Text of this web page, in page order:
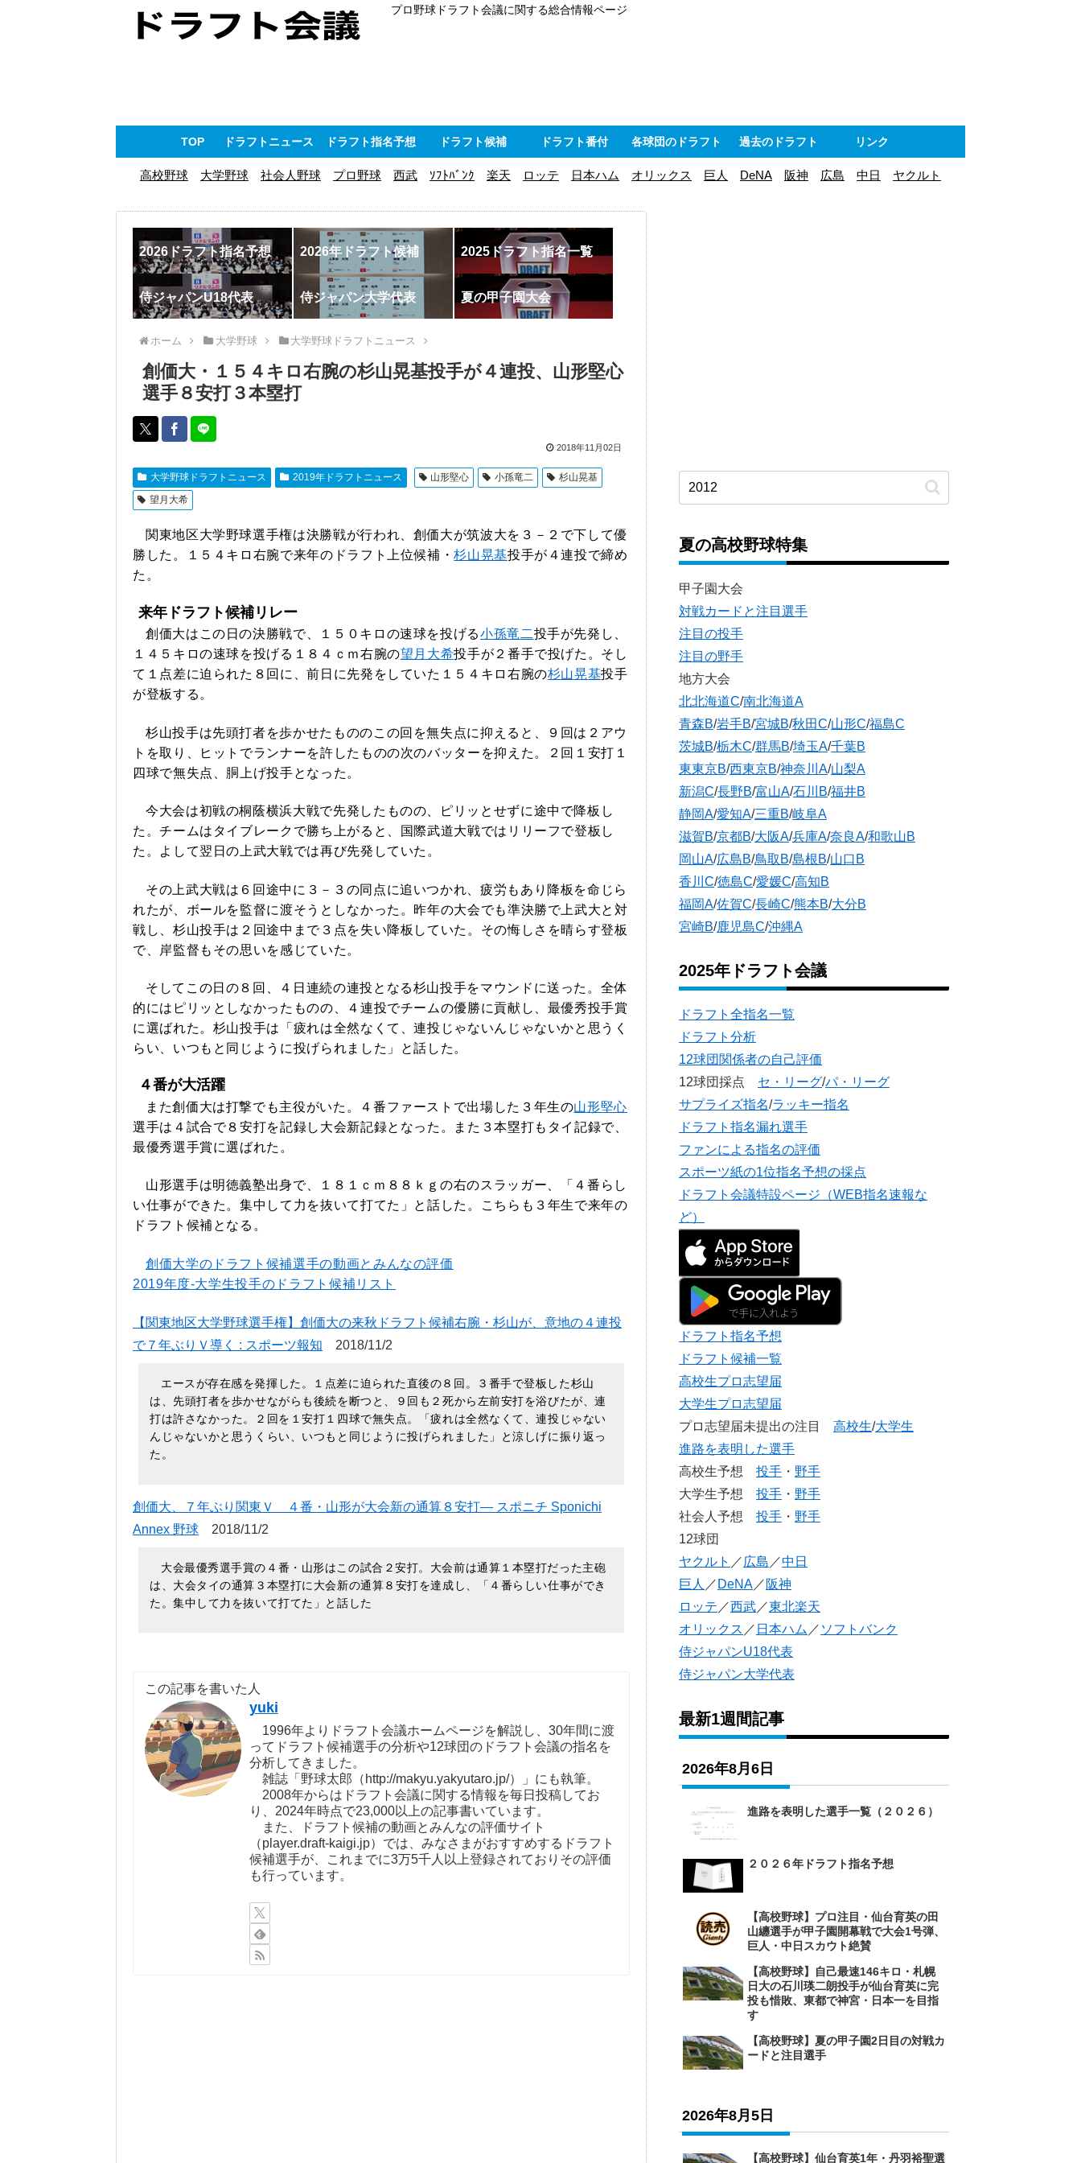
プロ野球ドラフト会議に関する総合情報ページ
TOP ドラフトニュース ドラフト指名予想 ドラフト候補 ドラフト番付 各球団のドラフト 過去のドラフト リンク
高校野球 大学野球 社会人野球 プロ野球 西武 ｿﾌﾄﾊﾞﾝｸ 楽天 ロッテ 日本ハム オリックス 巨人 DeNA 阪神 広島 中日 ヤクルト
2026ドラフト指名予想 2026年ドラフト候補 2025ドラフト指名一覧
侍ジャパンU18代表 侍ジャパン大学代表 夏の甲子園大会
ホーム 大学野球 大学野球ドラフトニュース
創価大・１５４キロ右腕の杉山晃基投手が４連投、山形堅心
選手８安打３本塁打
2018年11月02日
大学野球ドラフトニュース 2019年ドラフトニュース 山形堅心 小孫竜二
杉山晃基
望月大希
関東地区大学野球選手権は決勝戦が行われ、創価大が筑波大を３－２で下して優
勝した。１５４キロ右腕で来年のドラフト上位候補・杉山晃基投手が４連投で締め
た。
来年ドラフト候補リレー
創価大はこの日の決勝戦で、１５０キロの速球を投げる小孫竜二投手が先発し、
１４５キロの速球を投げる１８４ｃｍ右腕の望月大希投手が２番手で投げた。そし
て１点差に迫られた８回に、前日に先発をしていた１５４キロ右腕の杉山晃基投手
が登板する。
杉山投手は先頭打者を歩かせたもののこの回を無失点に抑えると、９回は２アウ
トを取り、ヒットでランナーを許したものの次のバッターを抑えた。２回１安打１
四球で無失点、胴上げ投手となった。
今大会は初戦の桐蔭横浜大戦で先発したものの、ピリッとせずに途中で降板し
た。チームはタイブレークで勝ち上がると、国際武道大戦ではリリーフで登板し
た。よして翌日の上武大戦では再び先発していた。
その上武大戦は６回途中に３－３の同点に追いつかれ、疲労もあり降板を命じら
れたが、ボールを監督に渡そうとしなかった。昨年の大会でも準決勝で上武大と対
戦し、杉山投手は２回途中まで３点を失い降板していた。その悔しさを晴らす登板
で、岸監督もその思いを感じていた。
そしてこの日の８回、４日連続の連投となる杉山投手をマウンドに送った。全体
的にはピリッとしなかったものの、４連投でチームの優勝に貢献し、最優秀投手賞
に選ばれた。杉山投手は「疲れは全然なくて、連投じゃないんじゃないかと思うく
らい、いつもと同じように投げられました」と話した。
４番が大活躍
また創価大は打撃でも主役がいた。４番ファーストで出場した３年生の山形堅心
選手は４試合で８安打を記録し大会新記録となった。また３本塁打もタイ記録で、
最優秀選手賞に選ばれた。
山形選手は明徳義塾出身で、１８１ｃｍ８８ｋｇの右のスラッガー、「４番らし
い仕事ができた。集中して力を抜いて打てた」と話した。こちらも３年生で来年の
ドラフト候補となる。
創価大学のドラフト候補選手の動画とみんなの評価
2019年度-大学生投手のドラフト候補リスト
【関東地区大学野球選手権】創価大の来秋ドラフト候補右腕・杉山が、意地の４連投
で７年ぶりＶ導く : スポーツ報知 2018/11/2
エースが存在感を発揮した。１点差に迫られた直後の８回。３番手で登板した杉山
は、先頭打者を歩かせながらも後続を断つと、９回も２死から左前安打を浴びたが、連
打は許さなかった。２回を１安打１四球で無失点。「疲れは全然なくて、連投じゃない
んじゃないかと思うくらい、いつもと同じように投げられました」と涼しげに振り返っ
た。
創価大、７年ぶり関東Ｖ ４番・山形が大会新の通算８安打― スポニチ Sponichi
Annex 野球 2018/11/2
大会最優秀選手賞の４番・山形はこの試合２安打。大会前は通算１本塁打だった主砲
は、大会タイの通算３本塁打に大会新の通算８安打を達成し、「４番らしい仕事ができ
た。集中して力を抜いて打てた」と話した
この記事を書いた人
yuki
1996年よりドラフト会議ホームページを解説し、30年間に渡
ってドラフト候補選手の分析や12球団のドラフト会議の指名を
分析してきました。
雑誌「野球太郎（http://makyu.yakyutaro.jp/）」にも執筆。
2008年からはドラフト会議に関する情報を毎日投稿してお
り、2024年時点で23,000以上の記事書いています。
また、ドラフト候補の動画とみんなの評価サイト
（player.draft-kaigi.jp）では、みなさまがおすすめするドラフト
候補選手が、これまでに3万5千人以上登録されておりその評価
も行っています。
夏の高校野球特集
甲子園大会
対戦カードと注目選手
注目の投手
注目の野手
地方大会
北北海道C/南北海道A
青森B/岩手B/宮城B/秋田C/山形C/福島C
茨城B/栃木C/群馬B/埼玉A/千葉B
東東京B/西東京B/神奈川A/山梨A
新潟C/長野B/富山A/石川B/福井B
静岡A/愛知A/三重B/岐阜A
滋賀B/京都B/大阪A/兵庫A/奈良A/和歌山B
岡山A/広島B/鳥取B/島根B/山口B
香川C/徳島C/愛媛C/高知B
福岡A/佐賀C/長崎C/熊本B/大分B
宮崎B/鹿児島C/沖縄A
2025年ドラフト会議
ドラフト全指名一覧
ドラフト分析
12球団関係者の自己評価
12球団採点 セ・リーグ/パ・リーグ
サプライズ指名/ラッキー指名
ドラフト指名漏れ選手
ファンによる指名の評価
スポーツ紙の1位指名予想の採点
ドラフト会議特設ページ（WEB指名速報な
ど）
ドラフト指名予想
ドラフト候補一覧
高校生プロ志望届
大学生プロ志望届
プロ志望届未提出の注目 高校生/大学生
進路を表明した選手
高校生予想 投手 ・ 野手
大学生予想 投手 ・ 野手
社会人予想 投手 ・ 野手
12球団
ヤクルト ／ 広島 ／中日
巨人 ／ DeNA ／ 阪神
ロッテ ／西武 ／東北楽天
オリックス ／ 日本ハム ／ ソフトバンク
侍ジャパンU18代表
侍ジャパン大学代表
最新1週間記事
2026年8月6日
進路を表明した選手一覧（２０２６）
２０２６年ドラフト指名予想
【高校野球】プロ注目・仙台育英の田
山纏選手が甲子園開幕戦で大会1号弾、
巨人・中日スカウト絶賛
【高校野球】自己最速146キロ・札幌
日大の石川瑛二朗投手が仙台育英に完
投も惜敗、東都で神宮・日本一を目指
す
【高校野球】夏の甲子園2日目の対戦カ
ードと注目選手
2026年8月5日
【高校野球】仙台育英1年・丹羽裕聖選